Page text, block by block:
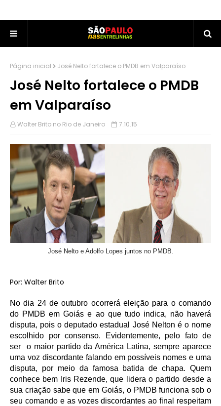
Página inicial José Nelto fortalece o PMDB em Valparaíso
José Nelto fortalece o PMDB
em Valparaíso
Walter Brito no Rio de Janeiro 7.10.15
José Nelto e Adolfo Lopes juntos no PMDB.
Por: Walter Brito
No dia 24 de outubro ocorrerá eleição para o comando
do PMDB em Goiás e ao que tudo indica, não haverá
disputa, pois o deputado estadual José Nelton é o nome
escolhido por consenso. Evidentemente, pelo fato de
ser o maior partido da América Latina, sempre aparece
uma voz discordante falando em possíveis nomes e uma
disputa, por meio da famosa batida de chapa. Quem
conhece bem Iris Rezende, que lidera o partido desde a
sua criação sabe que em Goiás, o PMDB funciona sob o
seu comando e as vozes discordantes ao final respeitam